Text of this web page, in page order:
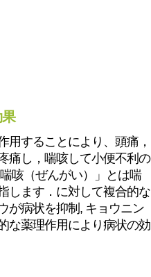
用することにより、頭痛，
痛し，喘咳して小便不利の
咳（ぜんがい）」とは喘
します．に対して複合的な
が病状を抑制, キョウニン
な薬理作用により病状の効